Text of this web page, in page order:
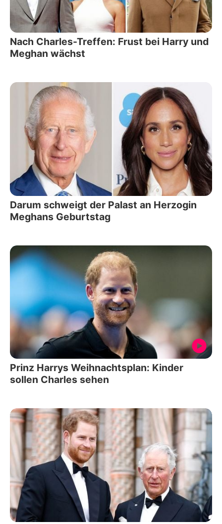
Nach Charles-Treffen: Frust bei Harry und
Meghan wächst
Darum schweigt der Palast an Herzogin
Meghans Geburtstag
Prinz Harrys Weihnachtsplan: Kinder
sollen Charles sehen